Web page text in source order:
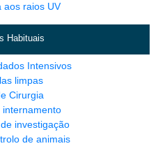
aos raios UV
Habituais
Intensivos
limpas
Cirurgia
investigação
de animais